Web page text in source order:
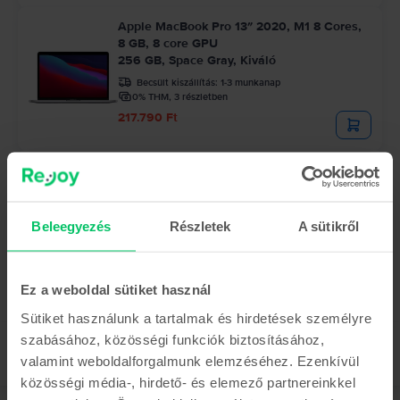
Beleegyezés Részletek A sütikről
Ez a weboldal sütiket használ
Sütiket használunk a tartalmak és hirdetések személyre
szabásához, közösségi funkciók biztosításához,
valamint weboldalforgalmunk elemzéséhez. Ezenkívül
közösségi média-, hirdető- és elemező partnereinkkel
Apple MacBook Pro 13″ 2020, M1 8 Cores,
8 GB, 8 core GPU
256 GB, Space Gray, Kiváló
Becsült kiszállítás: 1-3 munkanap
0% THM, 3 részletben
217.790 Ft
Apple MacBook Pro 13″ 2020, M1 8 Cores,
512 GB, Space Gray, Kiváló
0% THM, 3 részletben